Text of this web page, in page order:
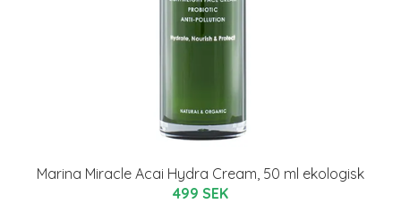
Marina Miracle Acai Hydra Cream, 50 ml ekologisk
499 SEK